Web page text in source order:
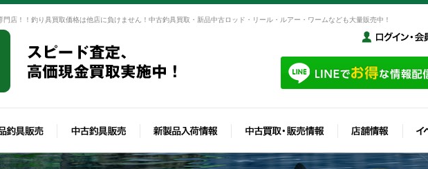
店！！釣り具買取価格は他店に負けません！中古釣具買取・新品中古ロッド・リール・ルアー・ワームなども大量販売中！